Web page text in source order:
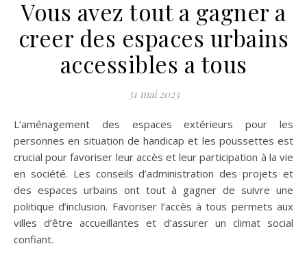
Vous avez tout a gagner a
creer des espaces urbains
accessibles a tous
31 mai 2023
L’aménagement des espaces extérieurs pour les
personnes en situation de handicap et les poussettes est
crucial pour favoriser leur accès et leur participation à la vie
en société. Les conseils d’administration des projets et
des espaces urbains ont tout à gagner de suivre une
politique d’inclusion. Favoriser l’accès à tous permets aux
villes d’être accueillantes et d’assurer un climat social
confiant.